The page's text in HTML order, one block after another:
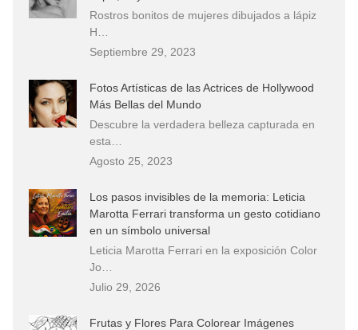
Rostros bonitos de mujeres dibujados a lápiz
H…
Septiembre 29, 2023
Fotos Artísticas de las Actrices de Hollywood
Más Bellas del Mundo
Descubre la verdadera belleza capturada en
esta…
Agosto 25, 2023
Los pasos invisibles de la memoria: Leticia
Marotta Ferrari transforma un gesto cotidiano
en un símbolo universal
Leticia Marotta Ferrari en la exposición Color
Jo…
Julio 29, 2026
Frutas y Flores Para Colorear Imágenes